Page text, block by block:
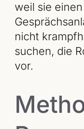
weil sie
nicht
suchen, die
vor.